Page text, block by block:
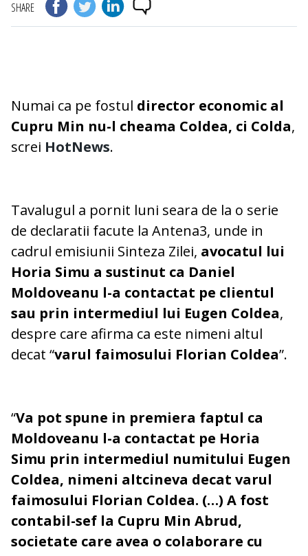
SHARE
Numai ca pe fostul director economic al
Cupru Min nu-l cheama Coldea, ci Colda,
screi HotNews.
Tavalugul a pornit luni seara de la o serie
de declaratii facute la Antena3, unde in
cadrul emisiunii Sinteza Zilei, avocatul lui
Horia Simu a sustinut ca Daniel
Moldoveanu l-a contactat pe clientul
sau prin intermediul lui Eugen Coldea,
despre care afirma ca este nimeni altul
decat “varul faimosului Florian Coldea”.
“Va pot spune in premiera faptul ca
Moldoveanu l-a contactat pe Horia
Simu prin intermediul numitului Eugen
Coldea, nimeni altcineva decat varul
faimosului Florian Coldea. (…) A fost
contabil-sef la Cupru Min Abrud,
societate care avea o colaborare cu